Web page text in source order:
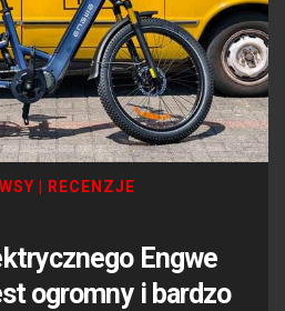
RECENZJE
Engwe
ogromny i bardzo